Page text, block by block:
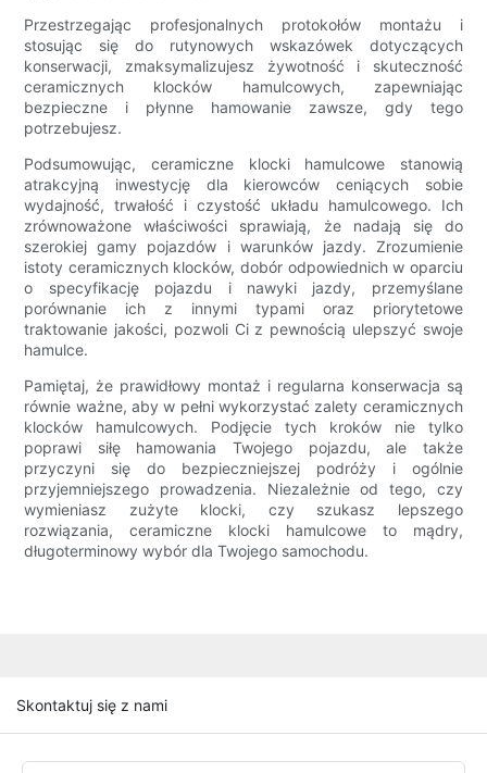
Przestrzegając profesjonalnych protokołów montażu i
stosując się do rutynowych wskazówek dotyczących
konserwacji, zmaksymalizujesz żywotność i skuteczność
ceramicznych klocków hamulcowych, zapewniając
bezpieczne i płynne hamowanie zawsze, gdy tego
potrzebujesz.
Podsumowując, ceramiczne klocki hamulcowe stanowią
atrakcyjną inwestycję dla kierowców ceniących sobie
wydajność, trwałość i czystość układu hamulcowego. Ich
zrównoważone właściwości sprawiają, że nadają się do
szerokiej gamy pojazdów i warunków jazdy. Zrozumienie
istoty ceramicznych klocków, dobór odpowiednich w oparciu
o specyfikację pojazdu i nawyki jazdy, przemyślane
porównanie ich z innymi typami oraz priorytetowe
traktowanie jakości, pozwoli Ci z pewnością ulepszyć swoje
hamulce.
Pamiętaj, że prawidłowy montaż i regularna konserwacja są
równie ważne, aby w pełni wykorzystać zalety ceramicznych
klocków hamulcowych. Podjęcie tych kroków nie tylko
poprawi siłę hamowania Twojego pojazdu, ale także
przyczyni się do bezpieczniejszej podróży i ogólnie
przyjemniejszego prowadzenia. Niezależnie od tego, czy
wymieniasz zużyte klocki, czy szukasz lepszego
rozwiązania, ceramiczne klocki hamulcowe to mądry,
długoterminowy wybór dla Twojego samochodu.
Skontaktuj się z nami